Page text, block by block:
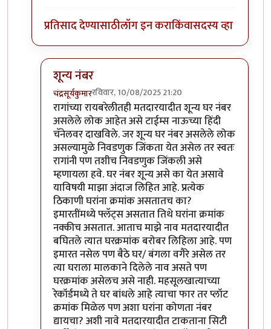
प्रतिसाद देण्यासाठीलॉग इन कराकिंवासदस्य व्हा
शून्य नंबर
चंद्रसूर्यकुमाररविवार, 10/08/2025 21:20
In reply toघर नंबर शून्य ही त्रुटी आहेbyअमरेंद्र बाहुबली
रागांच्या रायबरेलीतही मतदारयादीत शून्य घर नंबर
असलेले लोक आहेत असे टाईम्स नाऊच्या हिंदी
चॅनेलवर दाखविले. जर शून्य घर नंबर असलेले लोक
असल्यामुळे निवडणुक जिंकता येत असेल तर स्वतः
रागांनी पण तशीच निवडणुक जिंकली असे
म्हणायला हवे. घर नंबर शून्य असे का येत असावे
याविषयी माझा अंदाज लिहित आहे. प्रत्येक
ठिकाणी घरांना क्रमांक असतातच का?
इमारतींमध्ये फ्लॅट्स असतात तिथे घरांना क्रमांक
नक्कीच असतात. आताच माझे नाव मतदारयादीत
बघितले त्यात घरक्रमांक बरोबर लिहिला आहे. पण
इमारत नसेल पण बैठे घर/ बंगला वगैरे असेल तर
त्या घराला मालकाने दिलेले नाव असते पण
घरक्रमांक असेलच असे नाही. महसूलखात्याच्या
रेकॉर्डमध्ये ते घर बांधले आहे त्याचा फार तर प्लॉट
क्रमांक मिळेल पण अशा घरांना कोणता नंबर
द्यायचा? अशी नावे मतदारयादीत टाकताना सिटी